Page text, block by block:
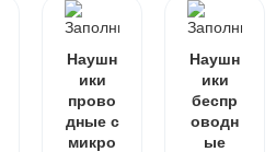
Наушн
ики
прово
дные с
микро
Наушн
ики
беспр
оводн
ые